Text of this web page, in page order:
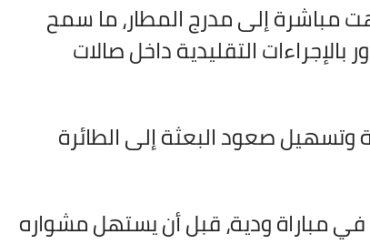
مباشرة إلى مدرج المطار، ما سمح
التقليدية داخل صالات
وتسهيل صعود البعثة إلى الطائرة
مباراة ودية، قبل أن يستهل مشواره